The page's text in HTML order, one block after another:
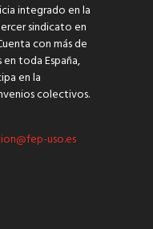
integrado en la
sindicato en
con más de
en toda España,
en la
colectivos.
uso.es